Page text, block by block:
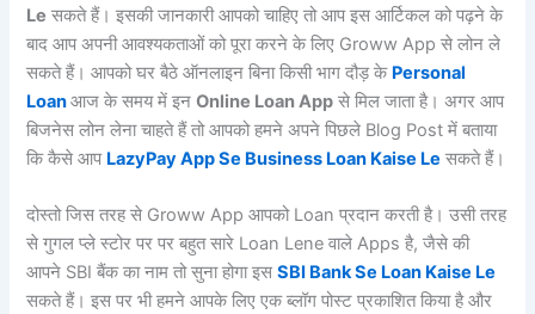
Le सकते हैं। इसकी जानकारी आपको चाहिए तो आप इस आर्टिकल को पढ़ने के
बाद आप अपनी आवश्यकताओं को पूरा करने के लिए Groww App से लोन ले
सकते हैं। आपको घर बैठे ऑनलाइन बिना किसी भाग दौड़ के Personal
Loanआज के समय में इनOnline Loan App से मिल जाता है। अगर आप
बिजनेस लोन लेना चाहते हैं तो आपको हमने अपने पिछले Blog Post में बताया
कि कैसे आप LazyPay App Se Business Loan Kaise Le सकते हैं।
दोस्तो जिस तरह से Groww App आपको Loan प्रदान करती है। उसी तरह
से गुगल प्ले स्टोर पर पर बहुत सारे Loan Lene वाले Apps है, जैसे की
आपने SBI बैंक का नाम तो सुना होगा इसSBI Bank Se Loan Kaise Le
सकते हैं। इस पर भी हमने आपके लिए एक ब्लॉग पोस्ट प्रकाशित किया है और